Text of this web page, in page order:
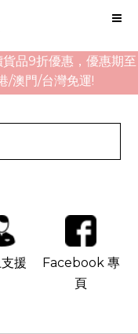
品9折優惠，優惠期至
/澳門/台灣免運!
援
Facebook 專
頁